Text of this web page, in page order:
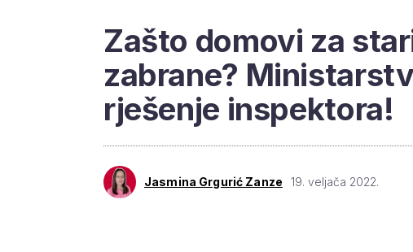
Zašto domovi za
zabrane?
rješenje inspektora!
Jasmina Grgurić Zanze 19. veljača 2022.